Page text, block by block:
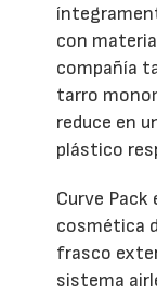
con
compañía
tarro
reduce en
plástico
Curve Pack
cosmética
frasco
sistema